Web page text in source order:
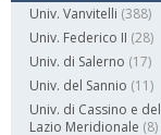
Univ. Vanvitelli (388)
Univ. Federico II (28)
Univ. di Salerno (17)
Univ. del Sannio (11)
Univ. di Cassino e del
Lazio Meridionale (8)